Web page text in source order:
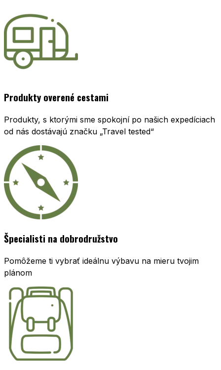
Produkty overené cestami
Produkty, s ktorými sme spokojní po našich expedíciach
od nás dostávajú značku „Travel tested“
Špecialisti na dobrodružstvo
Pomôžeme ti vybrať ideálnu výbavu na mieru tvojim
plánom